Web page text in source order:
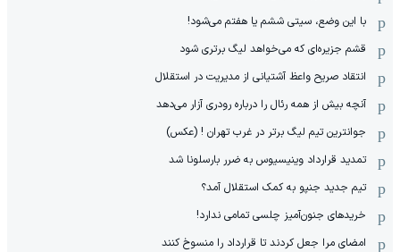
با این وضع، سیتی ششم یا هفتم می‌شود!
قشم جزیره‌ای که می‌خواهد لیگ برتری شود
انتقاد صریح واعظ آشتیانی از مدیریت در استقلال
آنچه بیش از همه رئال را درباره رودری آزار می‌دهد
جوانترین تیم لیگ برتر در غرب تهران ! (عکس)
تمدید قرارداد وینیسیوس به ضرر بارسلونا شد
تیم جدید جنپو به کمک استقلال آمد؟
خریدهای جنون‌آمیز چلسی تمامی ندارد!
امضای مرا جعل کردند تا قرارداد را منسوخ کنند